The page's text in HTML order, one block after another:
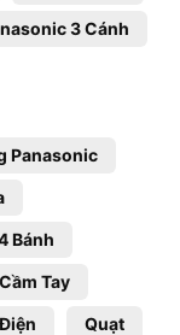
3 Cánh
Panasonic
Bánh
Tay
Quạt